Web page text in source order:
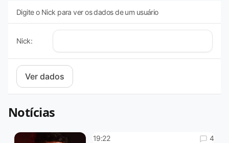
Digite o Nick para ver os dados de um usuário
Nick:
Notícias
19:22 4